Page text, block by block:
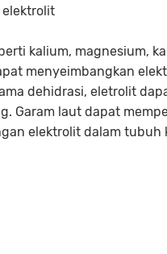
kalium, magnesium,
menyeimbangkan
dehidrasi, eletrolit
Garam laut dapat
elektrolit dalam tubuh